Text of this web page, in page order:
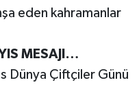
eden kahramanlar
MESAJI…
Dünya Çiftçiler Günü